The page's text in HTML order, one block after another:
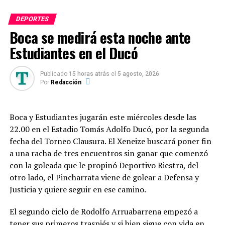
«Seis carreras sumando puntos al total de Alpine, junto
con los de su compañero Pierre Gasly, lo que les permite
ocupar un respetable sexto lugar en el Campeonato de
Equipos (donde ocupaban el quinto puesto hasta que
Racing Bull los superó). Si Colapinto mantiene este nivel
perjudicadas», auguraron.
La Fórmula 1 afronta por estos momentos un período
de vacaciones con acción a reanudarse el fin de semana
del domingo 23 de agosto, con el Gran Premio de los
Países Bajos.
DEPORTES
Boca se medirá esta noche ante
Estudiantes en el Ducó
Publicado 15 horas atrás el 5 agosto, 2026
Por Redacción
Boca y Estudiantes jugarán este miércoles desde las
22.00 en el Estadio Tomás Adolfo Ducó, por la segunda
fecha del Torneo Clausura. El Xeneize buscará poner fin
a una racha de tres encuentros sin ganar que comenzó
con la goleada que le propinó Deportivo Riestra, del
otro lado, el Pincharrata viene de golear a Defensa y
Justicia y quiere seguir en ese camino.
El segundo ciclo de Rodolfo Arruabarrena empezó a